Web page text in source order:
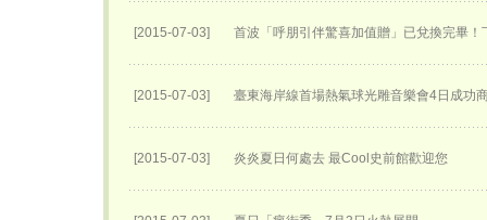
[2015-07-03] 首波「呼朋引伴驚喜加值贈」已兌換完畢！
[2015-07-03] 臺東海岸線首場熱氣球光雕音樂會4日成功
[2015-07-03] 炎炎夏日何處去 最Cool史前館歡迎您